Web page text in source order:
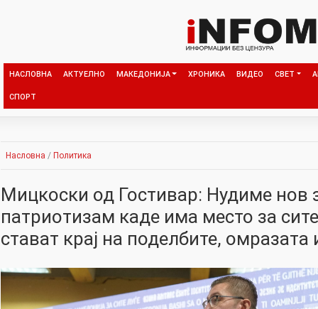
НАСЛОВНА АКТУЕЛНО МАКЕДОНИЈА ХРОНИКА ВИДЕО СВЕТ
СПОРТ
Насловна / Политика
Мицкоски од Гостивар: Нудиме нов
патриотизам каде има место за
стават крај на поделбите, омразата